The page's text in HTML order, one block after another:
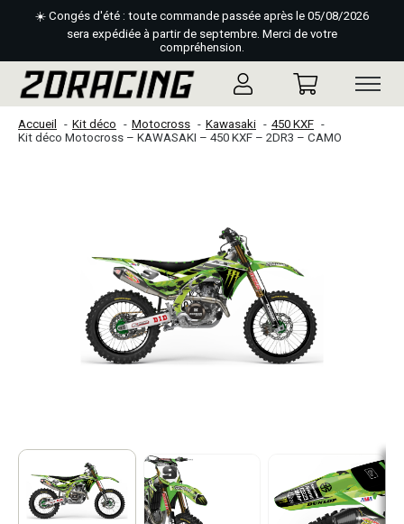
☀️ Congés d'été : toute commande passée après le 05/08/2026
sera expédiée à partir de septembre. Merci de votre
compréhension.
Accueil Kit déco Motocross Kawasaki
450 KXF
Kit déco Motocross – KAWASAKI – 450 KXF – 2DR3 – CAMO